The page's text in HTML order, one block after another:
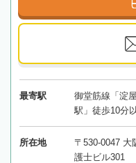
最寄駅
御堂筋線「淀
駅」徒歩10分
所在地
〒530-0047 大
護士ビル301